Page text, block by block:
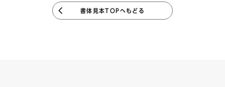
書体見本TOPへもどる